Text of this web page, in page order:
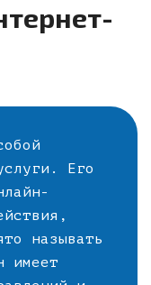
Его
называть
имеет